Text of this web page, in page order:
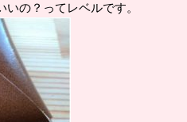
の？ってレベルです。